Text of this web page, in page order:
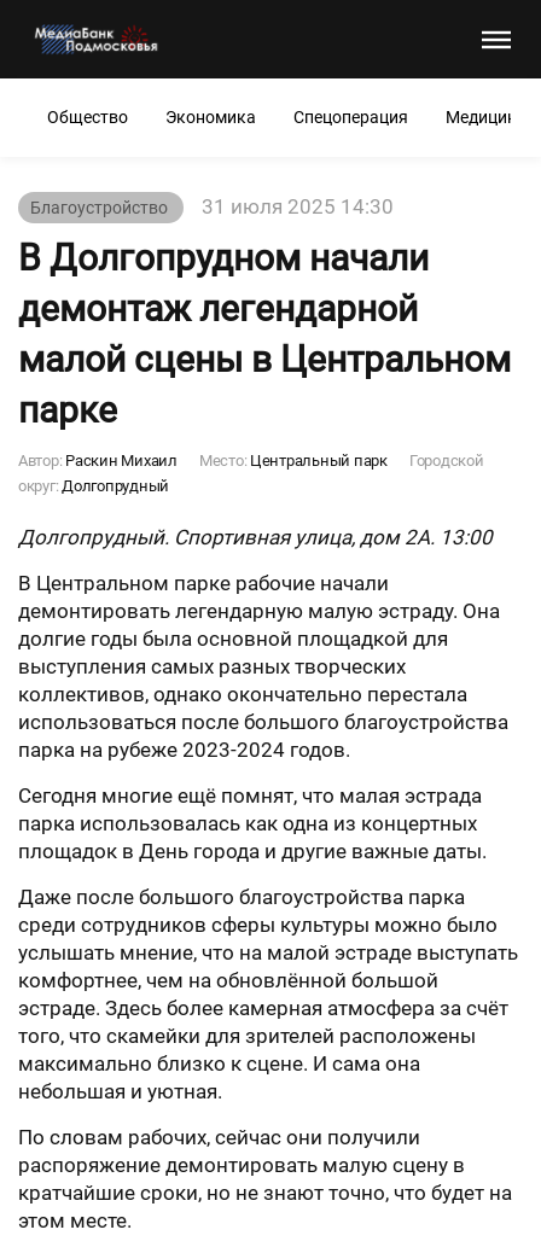
Общество Экономика Спецоперация Медицина
Благоустройство 31 июля 2025 14:30
В Долгопрудном начали
демонтаж легендарной
малой сцены в Центральном
парке
Автор: Раскин Михаил Место: Центральный парк
Городской
округ:Долгопрудный
Долгопрудный. Спортивная улица, дом 2А. 13:00
В Центральном парке рабочие начали
демонтировать легендарную малую эстраду. Она
долгие годы была основной площадкой для
выступления самых разных творческих
коллективов, однако окончательно перестала
использоваться после большого благоустройства
парка на рубеже 2023-2024 годов.
Сегодня многие ещё помнят, что малая эстрада
парка использовалась как одна из концертных
площадок в День города и другие важные даты.
Даже после большого благоустройства парка
среди сотрудников сферы культуры можно было
услышать мнение, что на малой эстраде выступать
комфортнее, чем на обновлённой большой
эстраде. Здесь более камерная атмосфера за счёт
того, что скамейки для зрителей расположены
максимально близко к сцене. И сама она
небольшая и уютная.
По словам рабочих, сейчас они получили
распоряжение демонтировать малую сцену в
кратчайшие сроки, но не знают точно, что будет на
этом месте.